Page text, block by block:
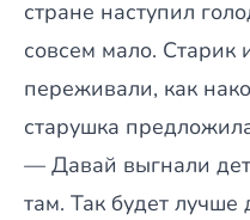
стране наступил
совсем мало. Старик
переживали, как
старушка
— Давай выгнали
там. Так будет